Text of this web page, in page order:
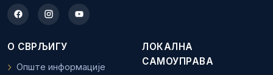
О СВРЉИГУ
Опште информације
ЛОКАЛНА
САМОУПРАВА